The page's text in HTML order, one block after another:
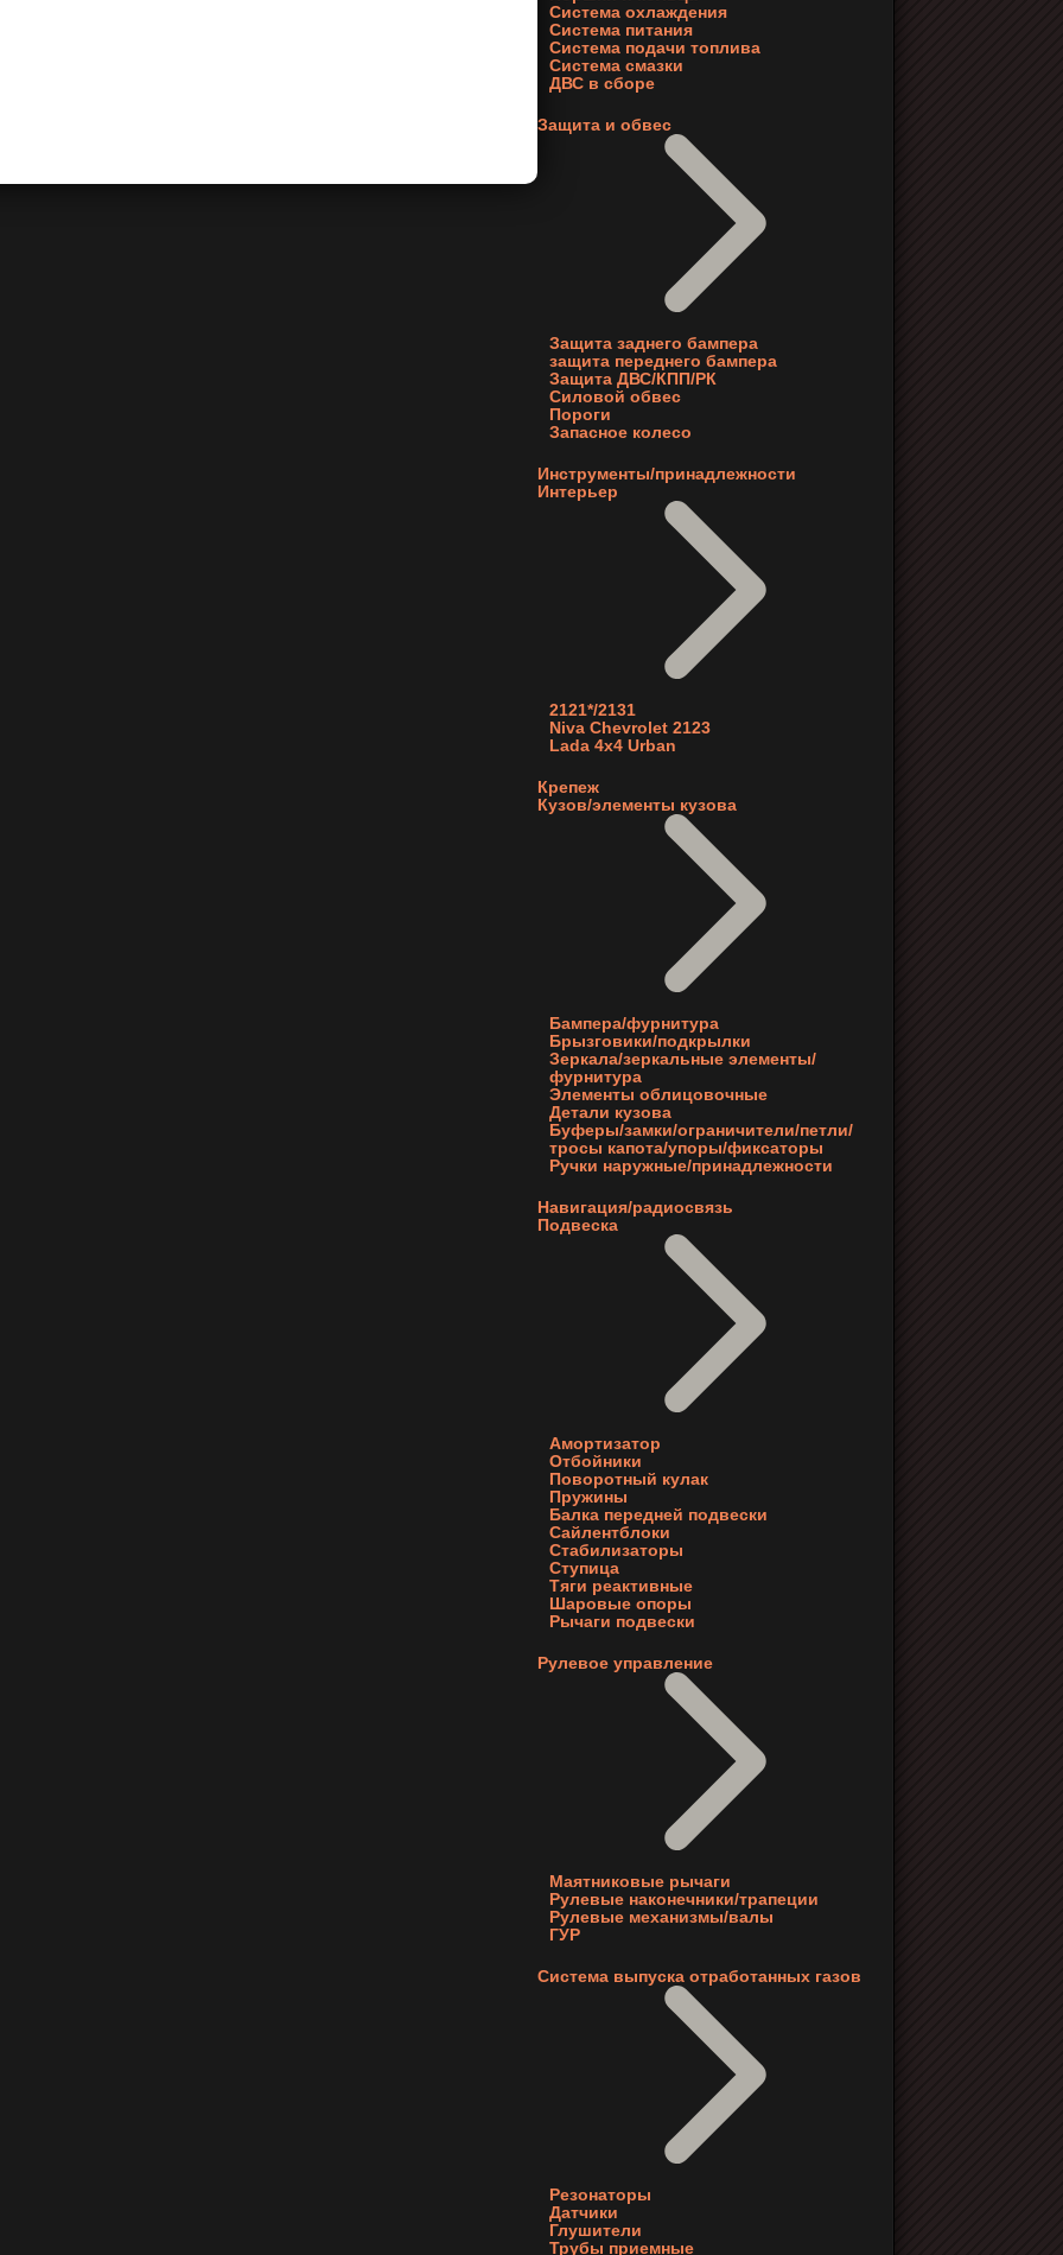
Система охлаждения
Система питания
Система подачи топлива
Система смазки
ДВС в сборе
Защита и обвес
Защита заднего бампера
защита переднего бампера
Защита ДВС/КПП/РК
Силовой обвес
Пороги
Запасное колесо
Инструменты/принадлежности
Интерьер
2121*/2131
Niva Chevrolet 2123
Lada 4x4 Urban
Крепеж
Кузов/элементы кузова
Бампера/фурнитура
Брызговики/подкрылки
Зеркала/зеркальные элементы/
фурнитура
Элементы облицовочные
Детали кузова
Буферы/замки/ограничители/петли/
тросы капота/упоры/фиксаторы
Ручки наружные/принадлежности
Навигация/радиосвязь
Подвеска
Амортизатор
Отбойники
Поворотный кулак
Пружины
Балка передней подвески
Сайлентблоки
Стабилизаторы
Ступица
Тяги реактивные
Шаровые опоры
Рычаги подвески
Рулевое управление
Маятниковые рычаги
Рулевые наконечники/трапеции
Рулевые механизмы/валы
ГУР
Система выпуска отработанных газов
Резонаторы
Датчики
Глушители
Трубы приемные